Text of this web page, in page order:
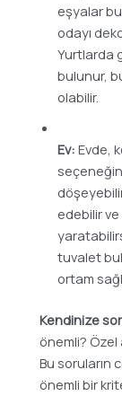
eşyalar
odayı
Yurtlarda
bulunur,
olabilir.
Ev: Evde,
edebilir
tuvalet
ortam
Kendinize
önemli?
Bu soruların
önemli bir